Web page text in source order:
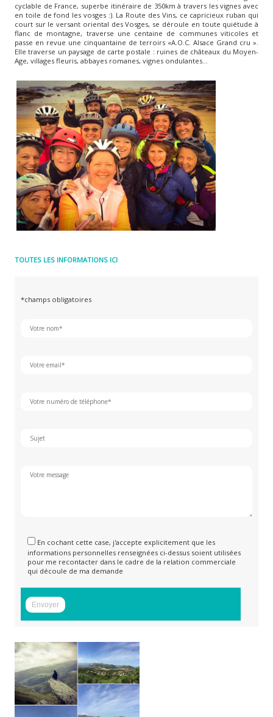
cyclable de France, superbe itinéraire de 350km à travers les vignes avec
en toile de fond les vosges :). La Route des Vins, ce capricieux ruban qui
court sur le versant oriental des Vosges, se déroule en toute quiétude à
flanc de montagne, traverse une centaine de communes viticoles et
passe en revue une cinquantaine de terroirs «A.O.C. Alsace Grand cru ».
Elle traverse un paysage de carte postale : ruines de châteaux du Moyen-
Age, villages fleuris, abbayes romanes, vignes ondulantes…
TOUTES LES INFORMATIONS ICI
*champs obligatoires
En cochant cette case, j'accepte explicitement que les
informations personnelles renseignées ci-dessus soient utilisées
pour me recontacter dans le cadre de la relation commerciale
qui découle de ma demande